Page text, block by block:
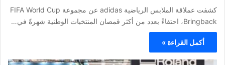
كشفت عملاقة الملابس الرياضية adidas عن مجموعة FIFA World Cup
Bringback، احتفاءً بعدد من أكثر قمصان المنتخبات الوطنية شهرةً في…
أكمل القراءة »